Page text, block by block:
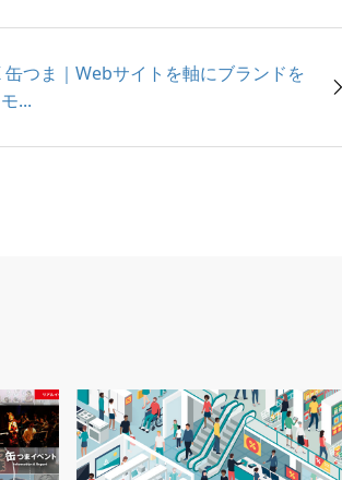
缶つま｜Webサイトを軸にブランドを
...